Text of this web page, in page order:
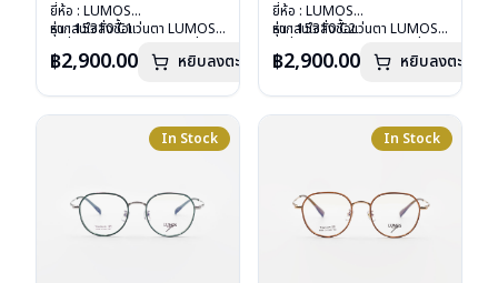
ยี่ห้อ : LUMOS
รุ่น : 15310 C1
เลนส์ : Demo Lens
น้ำหนัก : 16 กรัม
อุปกรณ์ : กล่องแว่น , ผ้าเช็ดแว่น
หากสนใจสั่งชื้อแว่นตา LUMOS
ลงไว้กรุณาติดต่อเราคลิก
฿2,900.00 หยิบลงตะกร้า
ยี่ห้อ : LUMOS
รุ่น : 15310 C2
เลนส์ : Demo Lens
น้ำหนัก : 16 กรัม
อุปกรณ์ : กล่องแว่น , ผ้าเช็ดแว่น
หากสนใจสั่งชื้อแว่นตา LUMOS
ลงไว้กรุณาติดต่อเราคลิก
฿2,900.00 หยิบลงตะกร้า
In Stock In Stock